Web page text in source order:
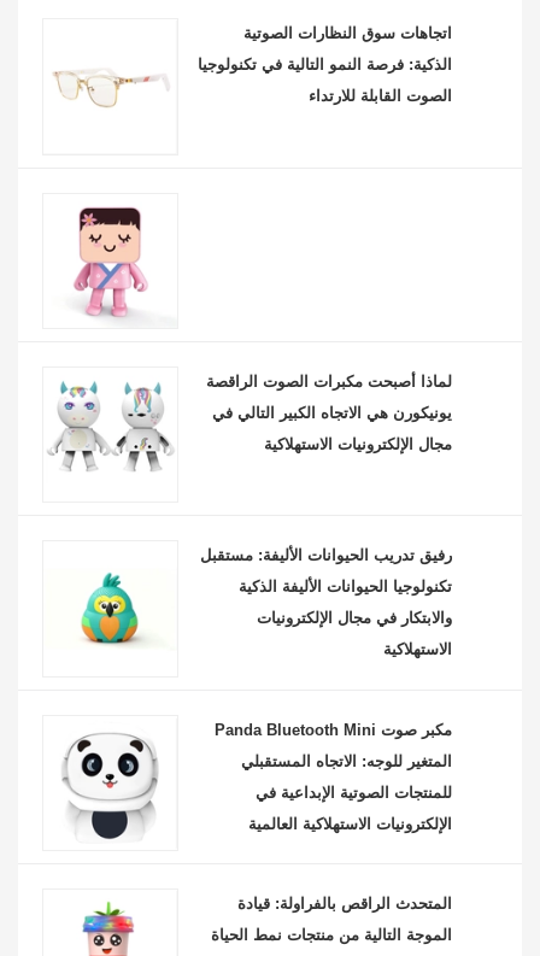
اتجاهات سوق النظارات الصوتية
الذكية: فرصة النمو التالية في تكنولوجيا
الصوت القابلة للارتداء
لماذا أصبحت مكبرات الصوت الراقصة
يونيكورن هي الاتجاه الكبير التالي في
مجال الإلكترونيات الاستهلاكية
رفيق تدريب الحيوانات الأليفة: مستقبل
تكنولوجيا الحيوانات الأليفة الذكية
والابتكار في مجال الإلكترونيات
الاستهلاكية
مكبر صوت Panda Bluetooth Mini
المتغير للوجه: الاتجاه المستقبلي
للمنتجات الصوتية الإبداعية في
الإلكترونيات الاستهلاكية العالمية
المتحدث الراقص بالفراولة: قيادة
الموجة التالية من منتجات نمط الحياة